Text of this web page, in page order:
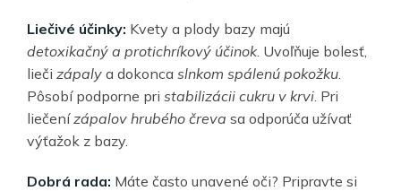
Liečivé účinky: Kvety a plody bazy majú
detoxikačný a protichríkový účinok. Uvoľňuje bolesť,
lieči zápaly a dokonca slnkom spálenú pokožku.
Pôsobí podporne pri stabilizácii cukru v krvi. Pri
liečenízápalov hrubého čreva sa odporúča užívať
výťažok z bazy.
Dobrá rada: Máte často unavené oči? Pripravte si